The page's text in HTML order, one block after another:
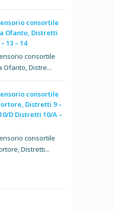
consortile
Ofanto, Distretti
13 – 14
consortile
Ofanto, Distre...
consortile
Distretti 9 –
D Distretti 10/A –
consortile
Distretti...